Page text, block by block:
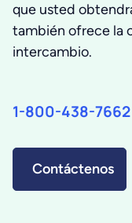
que usted
también ofrece la
intercambio.
1-800-438-7662
Contáctenos